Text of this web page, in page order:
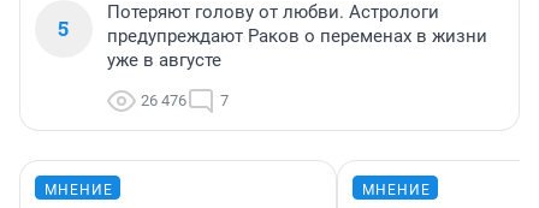
5
Потеряют голову от любви. Астрологи
предупреждают Раков о переменах в жизни
уже в августе
26 476 7
МНЕНИЕ МНЕНИЕ